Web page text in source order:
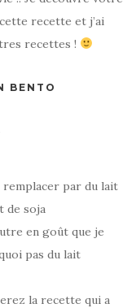
recette et j’ai
recettes !
BENTO
par du lait
de soja
en goût que je
pas du lait
la recette qui a